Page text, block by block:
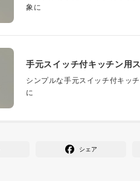
象に
手元スイッチ付キッチン用
シンプルな手元スイッチ付キッ
に
シェア